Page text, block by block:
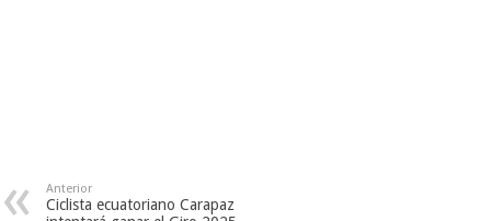
Anterior
Ciclista ecuatoriano Carapaz